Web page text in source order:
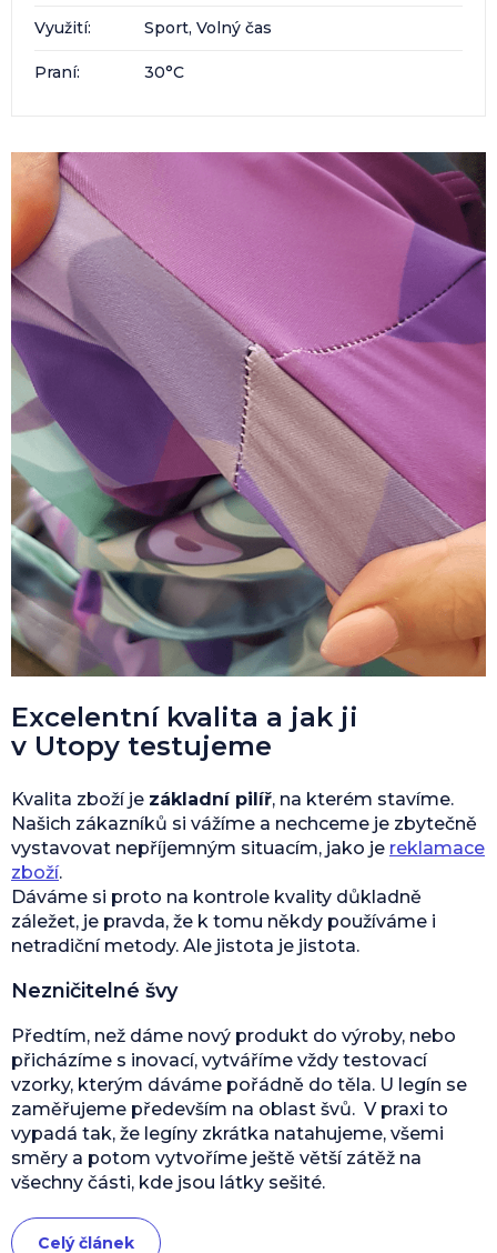
Využití: Sport, Volný čas
Praní: 30°C
Excelentní kvalita a jak ji
v Utopy testujeme
Kvalita zboží je základní pilíř, na kterém stavíme.
Našich zákazníků si vážíme a nechceme je zbytečně
vystavovat nepříjemným situacím, jako je reklamace
zboží.
Dáváme si proto na kontrole kvality důkladně
záležet, je pravda, že k tomu někdy používáme i
netradiční metody. Ale jistota je jistota.
Nezničitelné švy
Předtím, než dáme nový produkt do výroby, nebo
přicházíme s inovací, vytváříme vždy testovací
vzorky, kterým dáváme pořádně do těla. U legín se
zaměřujeme především na oblast švů. V praxi to
vypadá tak, že legíny zkrátka natahujeme, všemi
směry a potom vytvoříme ještě větší zátěž na
všechny části, kde jsou látky sešité.
Celý článek